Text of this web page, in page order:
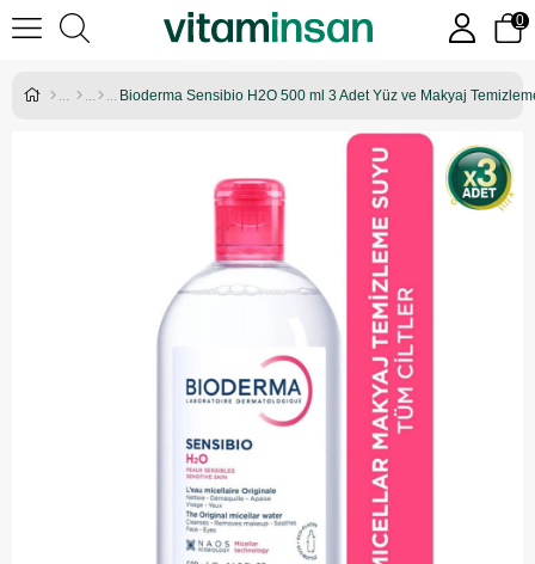
0
Bioderma Sensibio H2O 500 ml 3 Adet Yüz ve Makyaj